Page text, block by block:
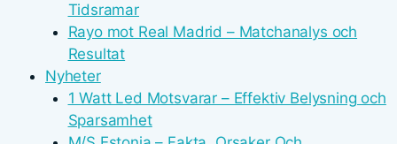
Tidsramar
Rayo mot Real Madrid – Matchanalys och
Resultat
Nyheter
1 Watt Led Motsvarar – Effektiv Belysning och
Sparsamhet